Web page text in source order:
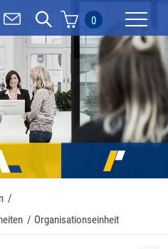
0
/
/ Organisationseinheit